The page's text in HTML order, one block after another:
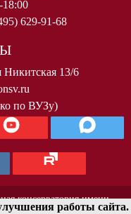
629-91-68
Никитская 13/6
по ВУЗу)
консерватория имени
работы сайта.